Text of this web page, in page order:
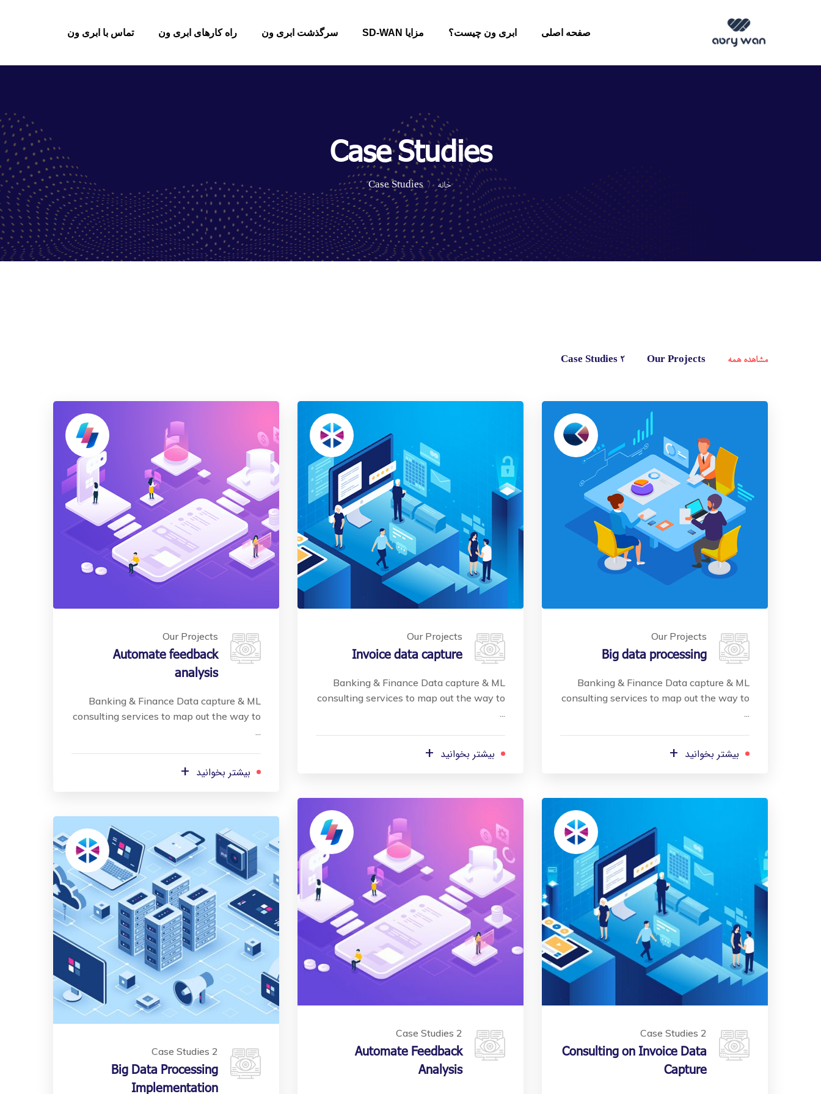
صفحه اصلی ابری ون چیست؟ مزایا SD-WAN سرگذشت ابری ون راه کارهای ابری ون تماس با ابری ون
Case Studies
خانه Case Studies
مشاهده همه Our Projects
Case Studies 2
Our Projects
Big data processing
Banking & Finance Data capture & ML
consulting services to map out the way to
...
بیشتر بخوانید +
Our Projects
Invoice data capture
Banking & Finance Data capture & ML
consulting services to map out the way to
...
بیشتر بخوانید +
Our Projects
Automate feedback
analysis
Banking & Finance Data capture & ML
consulting services to map out the way to
...
بیشتر بخوانید +
Case Studies 2
Consulting on Invoice Data
Capture
Case Studies 2
Automate Feedback
Analysis
Case Studies 2
Big Data Processing
Implementation